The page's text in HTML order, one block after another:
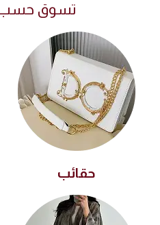
تسوق حسب
حقائب